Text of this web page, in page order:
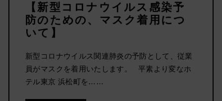
【新型コロナウイルス感染予
防のための、マスク着用につ
いて】
新型コロナウイルス関連肺炎の予防として、従業
員がマスクを着用いたします。 平素より変なホ
テル東京 浜松町を……